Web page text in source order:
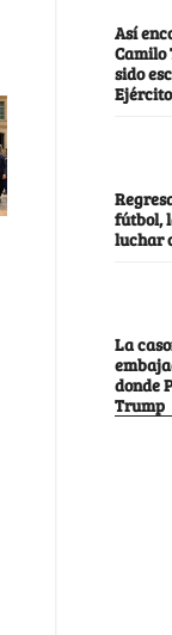
Así
Camilo
sido
Ejército
fútbol,
luchar
La
donde
Trump